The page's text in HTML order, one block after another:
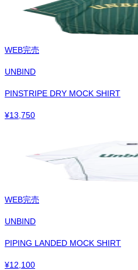
WEB完売
UNBIND
PINSTRIPE DRY MOCK SHIRT
¥13,750
WEB完売
UNBIND
PIPING LANDED MOCK SHIRT
¥12,100